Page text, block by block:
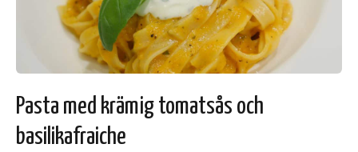
Pasta med krämig tomatsås och
basilikafraiche